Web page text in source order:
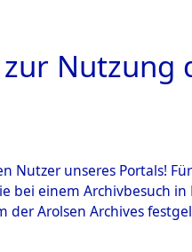
Nutzung
Nutzer unseres Portals!
bei einem Archivbesuch
der Arolsen Archives